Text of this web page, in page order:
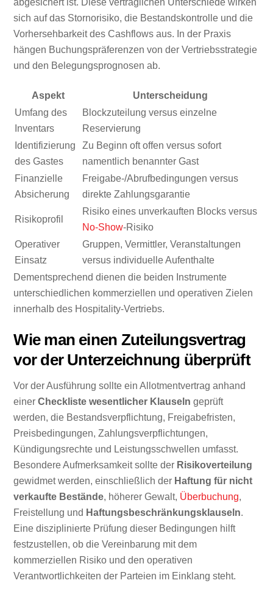
abgesichert ist. Diese vertraglichen Unterschiede wirken
sich auf das Stornorisiko, die Bestandskontrolle und die
Vorhersehbarkeit des Cashflows aus. In der Praxis
hängen Buchungspräferenzen von der Vertriebsstrategie
und den Belegungsprognosen ab.
Aspekt
Unterscheidung
Umfang des
Inventars
Blockzuteilung versus einzelne
Reservierung
Identifizierung
des Gastes
Zu Beginn oft offen versus sofort
namentlich benannter Gast
Finanzielle
Absicherung
Freigabe-/Abrufbedingungen versus
direkte Zahlungsgarantie
Risikoprofil
Risiko eines unverkauften Blocks versus
No-Show-Risiko
Operativer
Einsatz
Gruppen, Vermittler, Veranstaltungen
versus individuelle Aufenthalte
Dementsprechend dienen die beiden Instrumente
unterschiedlichen kommerziellen und operativen Zielen
innerhalb des Hospitality-Vertriebs.
Wie man einen Zuteilungsvertrag
vor der Unterzeichnung überprüft
Vor der Ausführung sollte ein Allotmentvertrag anhand
einerCheckliste wesentlicher Klauseln geprüft
werden, die Bestandsverpflichtung, Freigabefristen,
Preisbedingungen, Zahlungsverpflichtungen,
Kündigungsrechte und Leistungsschwellen umfasst.
Besondere Aufmerksamkeit sollte der Risikoverteilung
gewidmet werden, einschließlich der Haftung für nicht
verkaufte Bestände, höherer Gewalt, Überbuchung,
Freistellung und Haftungsbeschränkungsklauseln.
Eine disziplinierte Prüfung dieser Bedingungen hilft
festzustellen, ob die Vereinbarung mit dem
kommerziellen Risiko und den operativen
Verantwortlichkeiten der Parteien im Einklang steht.